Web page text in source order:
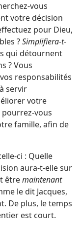
​vous
votre décision
pour Dieu,
?Simplifiera-​t-​
qui détournent
? Vous
responsabilités
servir
votre
pourrez-​vous
famille, afin de
ci : Quelle
aura-​t-​elle sur
êtremaintenant
le dit Jacques,
De plus, le temps
est court.